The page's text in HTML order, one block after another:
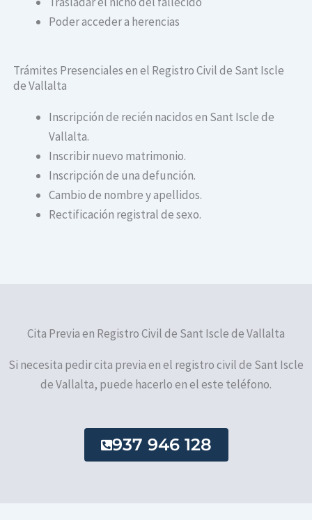
Poder acceder a herencias
Trámites Presenciales en el Registro Civil de Sant Iscle
de Vallalta
Inscripción de recién nacidos en Sant Iscle de
Vallalta.
Inscribir nuevo matrimonio.
Inscripción de una defunción.
Cambio de nombre y apellidos.
Rectificación registral de sexo.
Cita Previa en Registro Civil de Sant Iscle de Vallalta
Si necesita pedir cita previa en el registro civil de Sant Iscle
de Vallalta, puede hacerlo en el este teléfono.
937 946 128